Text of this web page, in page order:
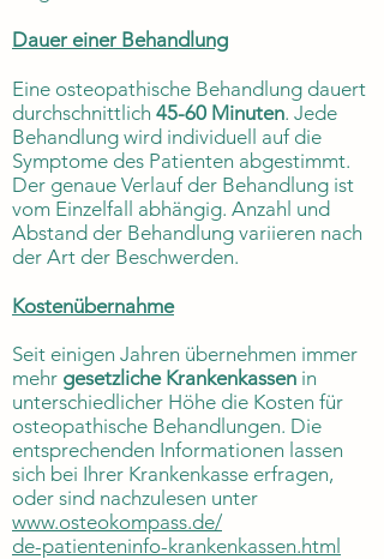
Dauer einer Behandlung
Eine osteopathische Behandlung dauert
durchschnittlich 45-60 Minuten. Jede
Behandlung wird individuell auf die
Symptome des Patienten abgestimmt.
Der genaue Verlauf der Behandlung ist
vom Einzelfall abhängig. Anzahl und
Abstand der Behandlung variieren nach
der Art der Beschwerden.
Kostenübernahme
Seit einigen Jahren übernehmen immer
mehr gesetzliche Krankenkassen in
unterschiedlicher Höhe die Kosten für
osteopathische Behandlungen. Die
entsprechenden Informationen lassen
sich bei Ihrer Krankenkasse erfragen,
oder sind nachzulesen unter
www.osteokompass.de/
de-patienteninfo-krankenkassen.html